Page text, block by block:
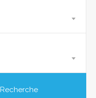
Recherche